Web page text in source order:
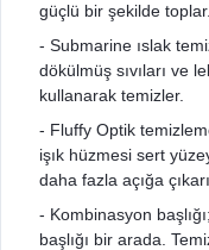
güçlü bir şekilde toplar.
- Submarine ıslak
dökülmüş sıvıları ve
kullanarak temizler.
- Fluffy Optik
işık hüzmesi sert
daha fazla açığa
- Kombinasyon
başlığı bir arada.